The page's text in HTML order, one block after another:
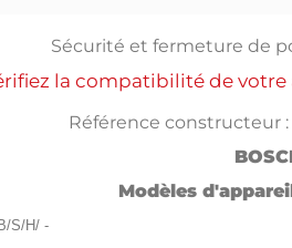
Sécurité et fermeture de
la compatibilité de
Référence constructeur :
Modèles
S/H/ -